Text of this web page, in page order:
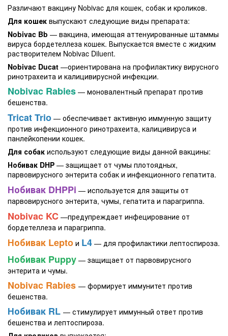
Различают вакцину Nobivac для кошек, собак и кроликов.
Для кошек выпускают следующие виды препарата:
Nobivac Bb — вакцина, имеющая аттенуированные штаммы
вируса бордетеллеза кошек. Выпускается вместе с жидким
растворителем Nobivac Diluent.
Nobivac Ducat —ориентирована на профилактику вирусного
ринотрахеита и калицивирусной инфекции.
Nobivac Rabies — моновалентный препарат против
бешенства.
Tricat Trio — обеспечивает активную иммунную защиту
против инфекционного ринотрахеита, калицивируса и
панлейкопении кошек.
Для собак используют следующие виды данной вакцины:
Нобивак DHP — защищает от чумы плотоядных,
парвовирусного энтерита собак и инфекционного гепатита.
Нобивак DHPPi — используется для защиты от
парвовирусного энтерита, чумы, гепатита и парагриппа.
Nobivac KC —предупреждает инфецирование от
бордетеллеза и парагриппа.
Нобивак Lepto и L4 — для профилактики лептоспироза.
Нобивак Puppy — защищает от парвовирусного
энтерита и чумы.
Nobivac Rabies — формирует иммунитет против
бешенства.
Нобивак RL — стимулирует иммунный ответ против
бешенства и лептоспироза.